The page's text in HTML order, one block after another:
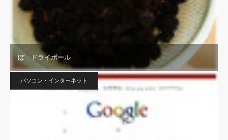
ぼ ドライボール
パソコン・インターネット